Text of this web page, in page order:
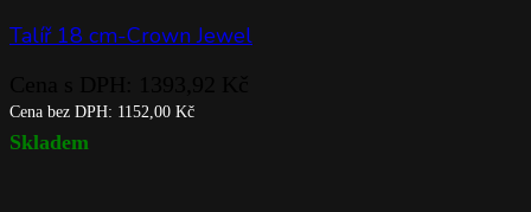
Talíř 18 cm-Crown Jewel
Cena bez DPH: 1152,00 Kč
Skladem